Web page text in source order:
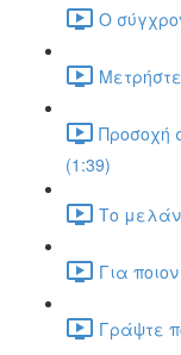
Ο
Προσοχή
(1:39)
Το
Για
Γράψτε